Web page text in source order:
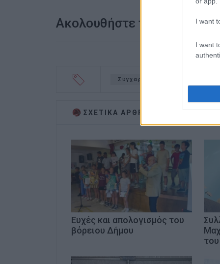
I want
I want
Ακολουθήστε το enimerosi
Συγχαρητήρια
ΣΧΕΤΙΚA AΡΘΡΑ
Ευχές και απολογισμός του
βόρειου Δήμου